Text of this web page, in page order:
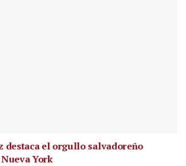
destaca el orgullo salvadoreño
York